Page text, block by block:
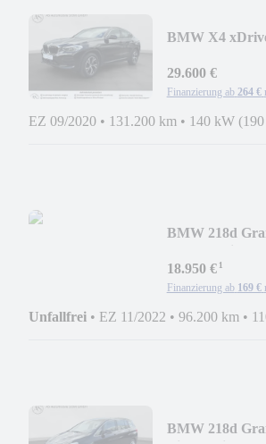
BMW X4
29.600 €
Finanzierung ab 264 €
EZ 09/2020 • 131.200 km • 140 kW
BMW 218d
18.950 €¹
Finanzierung ab 169 €
Unfallfrei • EZ 11/2022 • 96.200 km •
BMW 218d